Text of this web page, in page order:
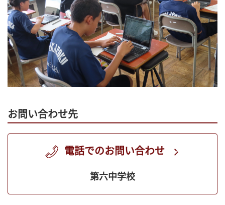
お問い合わせ先
電話でのお問い合わせ
第六中学校